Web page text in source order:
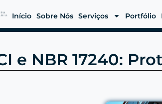
Início Sobre Nós Serviços Portfólio
e NBR 17240: